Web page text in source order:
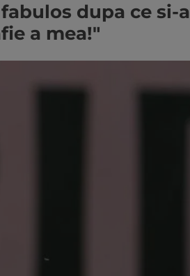
fabulos dupa ce si-a
a mea!"